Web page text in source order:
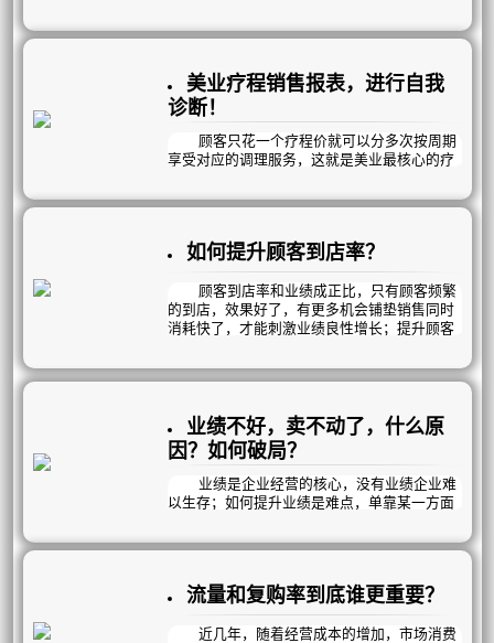
就不能很好的跟踪到位。
踪；更轻松更高效！曦玥每天定时发送“待办事
项提醒”到员工手机，指引你的员工高效完成对
应工作！
美业疗程销售报表，进行自我
诊断！
顾客只花一个疗程价就可以分多次按周期
享受对应的调理服务，这就是美业最核心的疗
那么，在我们众多的疗程项目当中，哪些
客消费实力和我们对顾客需求的挖掘程度；顾
客项目叠加未设计，项目销售不及时，危机挖
掘不够，销售1次就放弃……等等；都直接影响
项目的普及情况及业绩达成情况。曦玥疗程报
表分4个方面，帮您一键诊断！
1、顾客购买疗程数量：
如何提升顾客到店率？
顾客到店率和业绩成正比，只有顾客频繁
的到店，效果好了，有更多机会铺垫销售同时
消耗快了，才能刺激业绩良性增长；提升顾客
一、 精进《顾客接待流程》
1、细节决定成败，提升顾客服务细节，
好的服务体验才是留客的关键。
2、重视顾客满意度和消费体验感，只有
顾客满意了才会持续消费。
感，顾客100%满意；并增加7大销售点，在不
业绩；新客破冰，老客升单，死呆激活；提升
顾客到店率，保证疗效，降低销售压力！
业绩不好，卖不动了，什么原
因？如何破局？
业绩是企业经营的核心，没有业绩企业难
以生存；如何提升业绩是难点，单靠某一方面
让点利，业绩是一下子提升了，但是后面几个
来讲：流量和复购率到底谁更重要？
近几年，随着经营成本的增加，市场消费